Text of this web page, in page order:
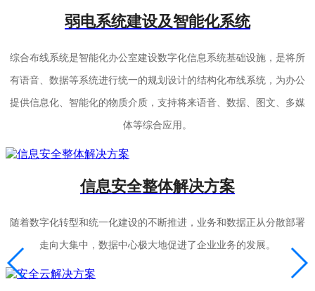
弱电系统建设及智能化系统
综合布线系统是智能化办公室建设数字化信息系统基础设施，是将所
有语音、数据等系统进行统一的规划设计的结构化布线系统，为办公
提供信息化、智能化的物质介质，支持将来语音、数据、图文、多媒
体等综合应用。
信息安全整体解决方案
随着数字化转型和统一化建设的不断推进，业务和数据正从分散部署
走向大集中，数据中心极大地促进了企业业务的发展。